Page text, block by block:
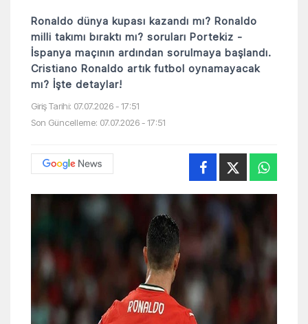
Ronaldo dünya kupası kazandı mı? Ronaldo
milli takımı bıraktı mı? soruları Portekiz -
İspanya maçının ardından sorulmaya başlandı.
Cristiano Ronaldo artık futbol oynamayacak
mı? İşte detaylar!
Giriş Tarihi: 07.07.2026 - 17:51
Son Güncelleme: 07.07.2026 - 17:51